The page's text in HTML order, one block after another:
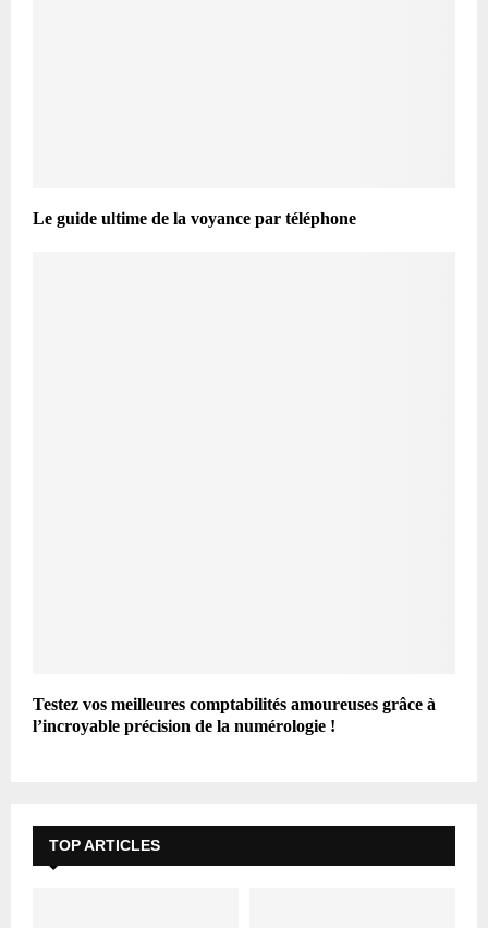
Le guide ultime de la voyance par téléphone
Testez vos meilleures comptabilités amoureuses grâce à
l’incroyable précision de la numérologie !
TOP ARTICLES